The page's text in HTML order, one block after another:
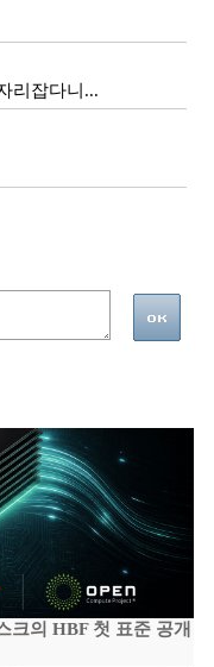
리잡다니...
크의 HBF 첫 표준 공개